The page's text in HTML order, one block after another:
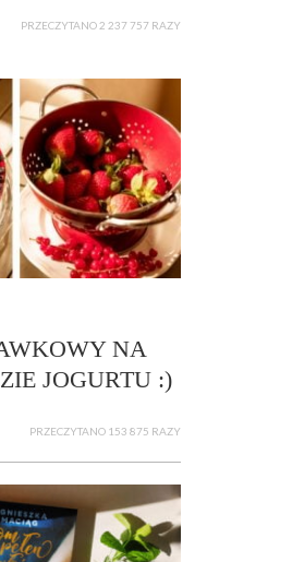
PRZECZYTANO 2 237 757 RAZY
NA
JOGURTU :)
PRZECZYTANO 153 875 RAZY